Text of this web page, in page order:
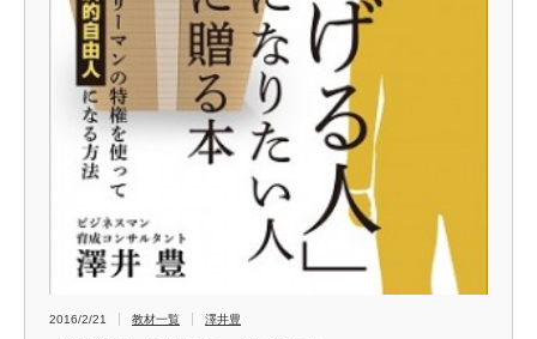
2016/2/21 教材一覧 澤井豊